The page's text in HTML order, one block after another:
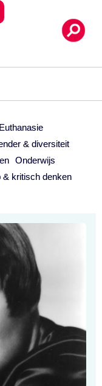
Euthanasie
& diversiteit
Onderwijs
& kritisch denken